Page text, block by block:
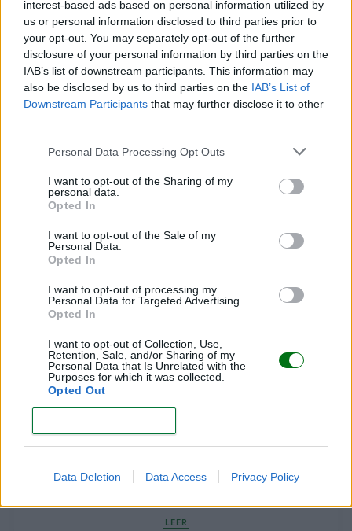
interest-based ads based on personal information utilized by
us or personal information disclosed to third parties prior to
your opt-out. You may separately opt-out of the further
disclosure of your personal information by third parties on the
IAB’s list of downstream participants. This information may
also be disclosed by us to third parties on the IAB’s List of
Downstream Participants that may further disclose it to other
Personal Data Processing Opt Outs
I want to opt-out of the Sharing of my
personal data.
Opted In
I want to opt-out of the Sale of my
Personal Data.
Opted In
I want to opt-out of processing my
Personal Data for Targeted Advertising.
Opted In
I want to opt-out of Collection, Use,
Retention, Sale, and/or Sharing of my
Personal Data that Is Unrelated with the
Purposes for which it was collected.
Opted Out
Data Deletion Data Access Privacy Policy
La inducción del parto: causas y métodos más
efectivos
LEER
Cordón umbilical: dónalo después del parto
LEER
LEER